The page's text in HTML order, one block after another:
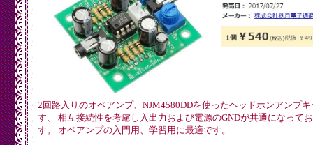
void setup()
  pinMode(MP3_DREQ,  INPUT);
  pinMode(MP3_XCS,   OUTPUT);
  pinMode(MP3_XDCS,  OUTPUT);
  pinMode(MP3_RESET, OUTPUT);
  Serial0.begin(115200); //Use serial for debugging
  Serial0.println("MP3 Testing");
  //Setup SPI for VS1053
  SPI.begin(SPI_SCK, SPI_MISO, SPI_MOSI, -1);
  SPI.setBitOrder(MSBFIRST);
2回路入りのオペアンプ、NJM4580DDを使ったヘッドホンアンプキ
す、 相互接続性を考慮し入出力および電源のGNDが共通になって
す。 オペアンプの入門用、学習用に最適です。